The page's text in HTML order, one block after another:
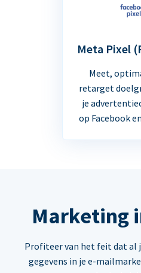
Meta Pixel
Meet,
retarget
je
op Facebook
Marketing
Profiteer van het feit dat al
gegevens in je e-